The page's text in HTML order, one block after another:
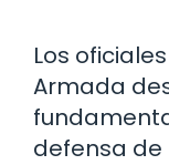
Los
Armada
defensa de